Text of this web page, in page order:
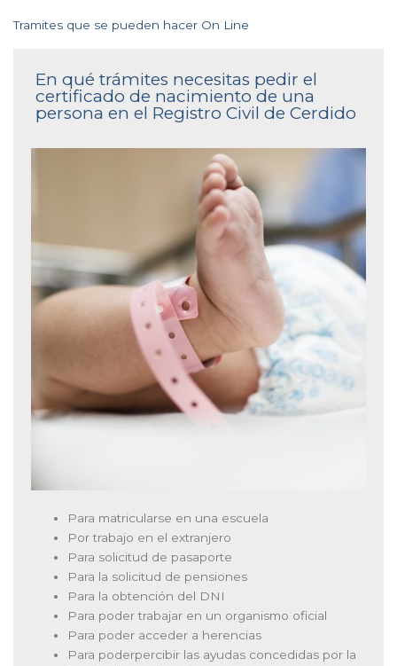
Tramites que se pueden hacer On Line
En qué trámites necesitas pedir el
certificado de nacimiento de una
persona en el Registro Civil de Cerdido
Para matricularse en una escuela
Por trabajo en el extranjero
Para solicitud de pasaporte
Para la solicitud de pensiones
Para la obtención del DNI
Para poder trabajar en un organismo oficial
Para poder acceder a herencias
Para poderpercibir las ayudas concedidas por la